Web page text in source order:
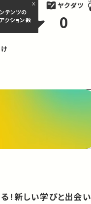
テンツの
クション数
ヤクダツ
0
！新しい学びと出会い